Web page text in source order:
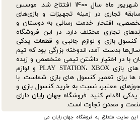
سایت متعلق به فروشگاه جهان رایان می
سایت فروشگاه jahanrayan از شهریور ماه سال ۱۴۰۰ افتتاح شد. موسس
با بیش از ۲۰ سال سابقه تجاری در زمینه تجهیزات و بازی‌های
افتخار خدمت رسانی به دوستان و
تجاری مختلف دارد. در این فروشگاه
کنسول بازی و لوازم جانبی و قطعات یدکی‌
بدست آمد، اندوخته بزرگی بود که تیم
با در اختیار داشتن تیمی متخصص و زبده
در امور تعمیرات انواع کنسول های بازی PLAY STATION، XBOX و لوازم
ها برای تعمیر کنسول های بازی شماست. با
معتبر، نسبت به خرید کنسول بازی و
اقدام کنید. فروشگاه جهان رایان دارای
صنعت و معدن تجارت است.